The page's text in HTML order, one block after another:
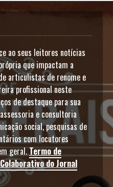
ao seus leitores notícias
que impactam a
articulistas de renome e
profissional neste
de destaque para sua
e consultoria
social, pesquisas de
com locutores
geral.Termo de
do Jornal